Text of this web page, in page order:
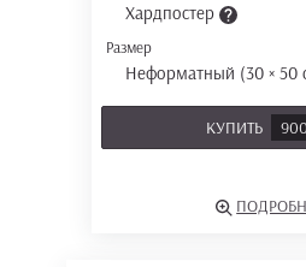
Хардпостер
Размер
Неформатный (30 × 50
КУПИТЬ